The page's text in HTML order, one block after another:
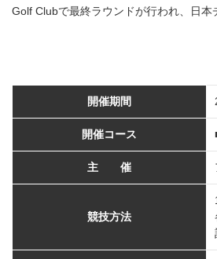
Golf Clubで最終ラウンドが行われ、日
開催期間
開催コース
主 催
競技方法